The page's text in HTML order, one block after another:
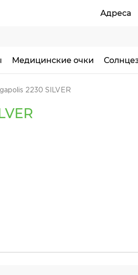
Адреса
Медицинские очки
2230 SILVER